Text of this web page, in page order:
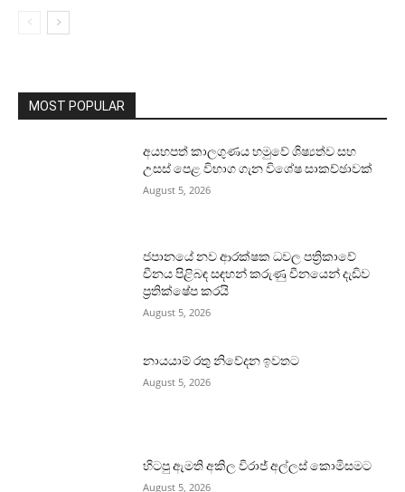
MOST POPULAR
අයහපත් කාලගුණය හමුවේ ශිෂ්‍යත්ව සහ
උසස් පෙළ විභාග ගැන විශේෂ සාකච්ඡාවක්
August 5, 2026
ජපානයේ නව ආරක්ෂක ධවල පත්‍රිකාවේ
චීනය පිළිබඳ සඳහන් කරුණු චීනයෙන් දැඩිව
ප්‍රතික්ෂේප කරයි
August 5, 2026
නායයාම් රතු නිවේදන ඉවතට
August 5, 2026
හිටපු ඇමති අකිල විරාජ් අල්ලස් කොමිසමට
August 5, 2026